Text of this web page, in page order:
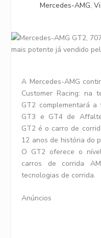
Mercedes-AMG,
A Mercedes-AMG
Customer Racing: na
GT2 complementará
GT3 e GT4 de
GT2 é o carro de
12 anos de história do
O GT2 oferece o
carros de corrida
tecnologias de corrida.
Anúncios